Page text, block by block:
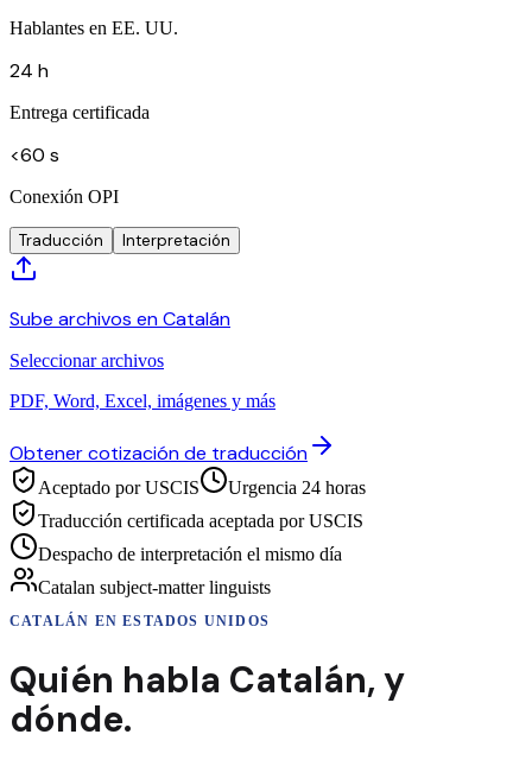
Hablantes en EE. UU.
24 h
Entrega certificada
<60 s
Conexión OPI
Traducción Interpretación
Sube archivos en Catalán
Seleccionar archivos
PDF, Word, Excel, imágenes y más
Obtener cotización de traducción
Aceptado por USCIS
Urgencia 24 horas
Traducción certificada aceptada por USCIS
Despacho de interpretación el mismo día
Catalan subject-matter linguists
CATALÁN EN ESTADOS UNIDOS
Quién habla Catalán, y
dónde.